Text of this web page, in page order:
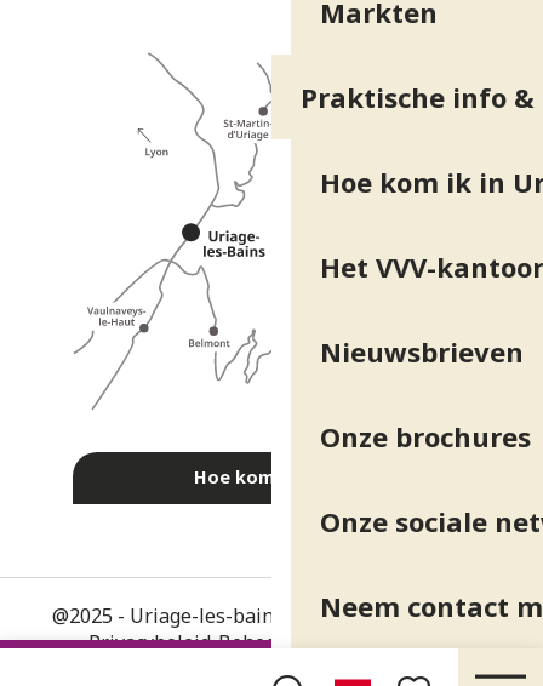
Markten
Praktische info
Hoe kom ik in
Het VVV-kantoor
Nieuwsbrieven
Onze brochures
Onze sociale
Neem contact
Hoe kom ik daar?
@2025 - Uriage-les-bains Juridische informatie-
Privacybeleid-Beheer van toestemming-
ALGEMENE VOORWAARDEN